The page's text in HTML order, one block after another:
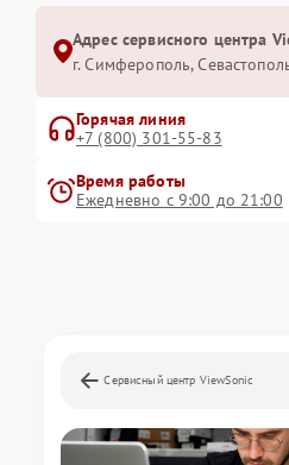
Адрес сервисного центра
г. Симферополь,
Горячая линия
+7 (800) 301-55-83
Время работы
Ежедневно с 9:00 до 21:00
Сервисный центр ViewSonic